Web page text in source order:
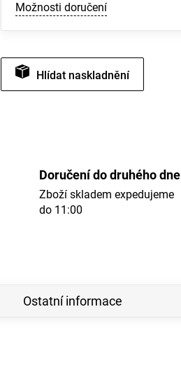
Možnosti doručení
Hlídat
Doručení do druhého dne
Zboží skladem expedujeme
do 11:00
Ostatní informace